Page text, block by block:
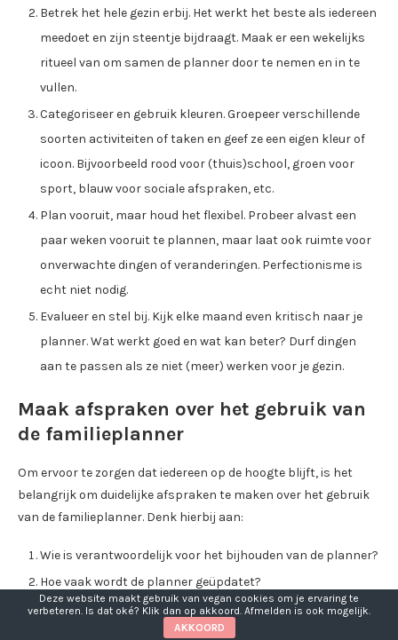
Betrek het hele gezin erbij. Het werkt het beste als iedereen
meedoet en zijn steentje bijdraagt. Maak er een wekelijks
ritueel van om samen de planner door te nemen en in te
vullen.
Categoriseer en gebruik kleuren. Groepeer verschillende
soorten activiteiten of taken en geef ze een eigen kleur of
icoon. Bijvoorbeeld rood voor (thuis)school, groen voor
sport, blauw voor sociale afspraken, etc.
Plan vooruit, maar houd het flexibel. Probeer alvast een
paar weken vooruit te plannen, maar laat ook ruimte voor
onverwachte dingen of veranderingen. Perfectionisme is
echt niet nodig.
Evalueer en stel bij. Kijk elke maand even kritisch naar je
planner. Wat werkt goed en wat kan beter? Durf dingen
aan te passen als ze niet (meer) werken voor je gezin.
Maak afspraken over het gebruik van
de familieplanner
Om ervoor te zorgen dat iedereen op de hoogte blijft, is het
belangrijk om duidelijke afspraken te maken over het gebruik
van de familieplanner. Denk hierbij aan:
Wie is verantwoordelijk voor het bijhouden van de planner?
Hoe vaak wordt de planner geüpdatet?
Waar wordt de planner bewaard (of hoe wordt deze gedeeld
bij een digitale versie)?
Deze website maakt gebruik van vegan cookies om je ervaring te
verbeteren. Is dat oké? Klik dan op akkoord. Afmelden is ook mogelijk.
AKKOORD